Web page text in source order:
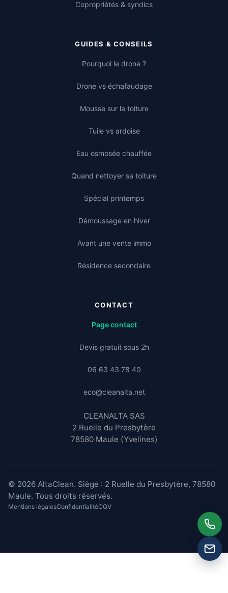
Copropriétés & syndics
GUIDES & CONSEILS
Pourquoi le drone ?
Drone vs échafaudage
Mousse sur la toiture
Tuile vs ardoise
Eau osmosée chauffée
Quand nettoyer sa toiture
Spécial printemps
Démoussage en hiver
Avant une vente immo
Résidence secondaire
CONTACT
Page contact
Devis gratuit sous 2h
06 63 43 78 40
eco@cleanalta.net
CLEANALTA SAS
2 Ruelle du Presbytère
78580 Maule (Yvelines)
© 2026 AltaClean. Siège : 2 Ruelle du Presbytère, 78580
Maule. Tous droits réservés.
Mentions légalesConfidentialitéCGV